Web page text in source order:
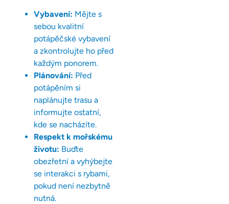
Vybavení: Mějte s
sebou kvalitní
potápěčské vybavení
a zkontrolujte ho před
každým ponorem.
Plánování: Před
potápěním si
naplánujte trasu a
informujte ostatní,
kde se nacházíte.
Respekt k mořskému
životu: Buďte
obezřetní a vyhýbejte
se interakci s rybami,
pokud není nezbytně
nutná.